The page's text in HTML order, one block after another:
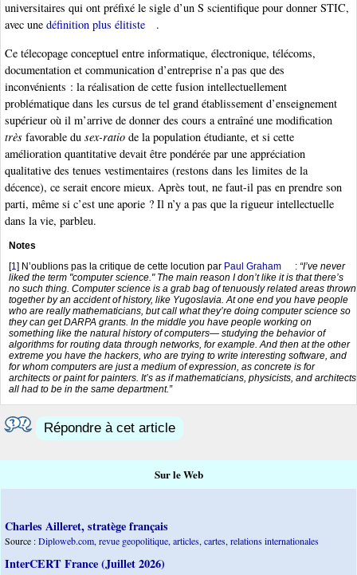
universitaires qui ont préfixé le sigle d’un S scientifique pour donner STIC,
avec une définition plus élitiste
.
Ce télecopage conceptuel entre informatique, électronique, télécoms,
documentation et communication d’entreprise n’a pas que des
inconvénients : la réalisation de cette fusion intellectuellement
problématique dans les cursus de tel grand établissement d’enseignement
supérieur où il m’arrive de donner des cours a entraîné une modification
très favorable du sex-ratio de la population étudiante, et si cette
amélioration quantitative devait être pondérée par une appréciation
qualitative des tenues vestimentaires (restons dans les limites de la
décence), ce serait encore mieux. Après tout, ne faut-il pas en prendre son
parti, même si c’est une aporie ? Il n’y a pas que la rigueur intellectuelle
dans la vie, parbleu.
Notes
[1] N’oublions pas la critique de cette locution par Paul Graham : “I’ve never
liked the term "computer science." The main reason I don’t like it is that there’s
no such thing. Computer science is a grab bag of tenuously related areas thrown
together by an accident of history, like Yugoslavia. At one end you have people
who are really mathematicians, but call what they’re doing computer science so
they can get DARPA grants. In the middle you have people working on
something like the natural history of computers— studying the behavior of
algorithms for routing data through networks, for example. And then at the other
extreme you have the hackers, who are trying to write interesting software, and
for whom computers are just a medium of expression, as concrete is for
architects or paint for painters. It’s as if mathematicians, physicists, and architects
all had to be in the same department.”
Répondre à cet article
Sur le Web
Charles Ailleret, stratège français
Source :Diploweb.com, revue geopolitique, articles, cartes, relations internationales
InterCERT France (Juillet 2026)